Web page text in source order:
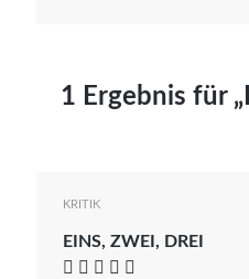
1 Ergebnis für
KRITIK
EINS, ZWEI, DREI
    